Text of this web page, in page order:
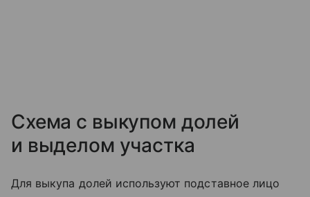
Схема с выкупом долей
и выделом участка
Для выкупа долей используют подставное лицо